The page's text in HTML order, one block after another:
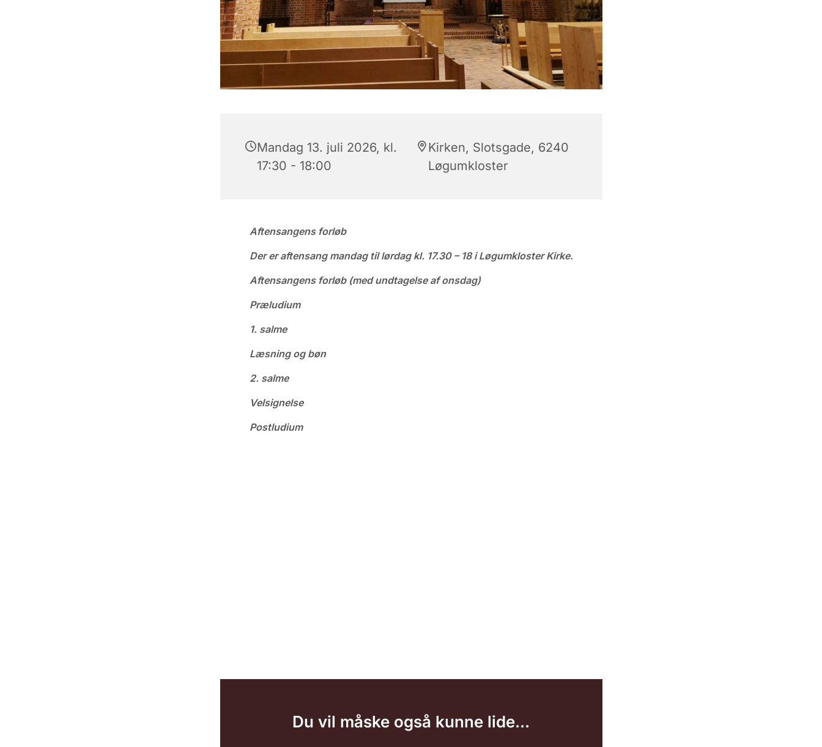
Mandag 13. juli 2026, kl.
17:30 - 18:00
Kirken, Slotsgade, 6240
Løgumkloster
Aftensangens forløb
Der er aftensang mandag til lørdag kl. 17.30 – 18 i Løgumkloster Kirke.
Aftensangens forløb (med undtagelse af onsdag)
Præludium
1. salme
Læsning og bøn
2. salme
Velsignelse
Postludium
Du vil måske også kunne lide...